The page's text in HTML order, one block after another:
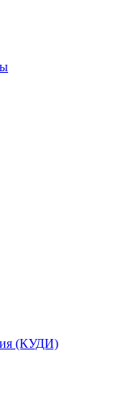
(КУДИ)